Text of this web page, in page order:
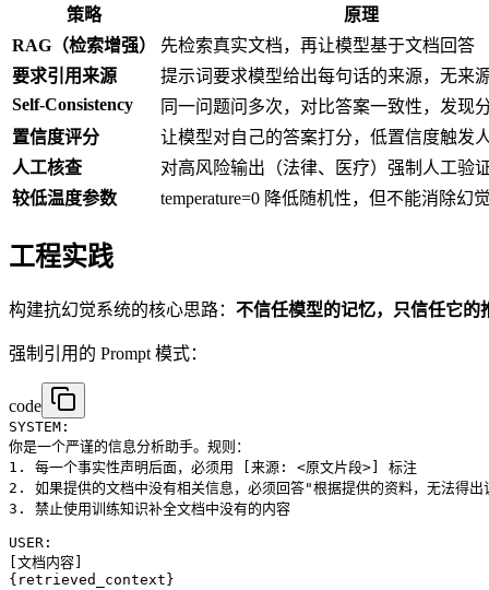
策略 原理
RAG（检索增强）
先检索真实文档，再让模型基于文档回答
要求引用来源
提示词要求模型给出每句话的来源，无来
Self-Consistency
同一问题问多次，对比答案一致性，发现
置信度评分
让模型对自己的答案打分，低置信度触发
人工核查
对高风险输出（法律、医疗）强制人工验
较低温度参数
temperature=0 降低随机性，但不能消除幻觉
工程实践
构建抗幻觉系统的核心思路： 不信任模型的记忆，只信任它的
强制引用的 Prompt 模式：
code
SYSTEM:
你是一个严谨的信息分析助手。规则：
1. 每一个事实性声明后面，必须用 [来源: <原文片段>] 标注
2. 如果提供的文档中没有相关信息，必须回答"根据提供的资料，无法得出
3. 禁止使用训练知识补全文档中没有的内容
USER:
[文档内容]
{retrieved_context}